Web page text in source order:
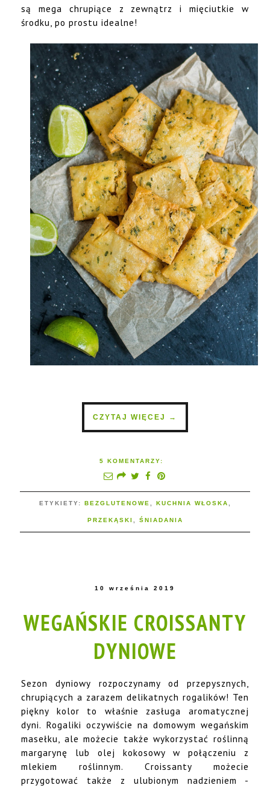
są mega chrupiące z zewnątrz i mięciutkie w
środku, po prostu idealne!
CZYTAJ WIĘCEJ →
5 KOMENTARZY:
ETYKIETY: BEZGLUTENOWE KUCHNIA WŁOSKA
PRZEKĄSKI ŚNIADANIA
10 września 2019
WEGAŃSKIE CROISSANTY
DYNIOWE
Sezon dyniowy rozpoczynamy od przepysznych,
chrupiących a zarazem delikatnych rogalików! Ten
piękny kolor to właśnie zasługa aromatycznej
dyni. Rogaliki oczywiście na domowym wegańskim
masełku, ale możecie także wykorzystać roślinną
margarynę lub olej kokosowy w połączeniu z
mlekiem roślinnym. Croissanty możecie
przygotować także z ulubionym nadzieniem -